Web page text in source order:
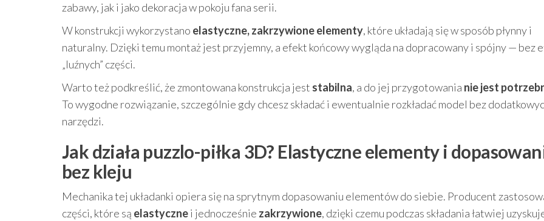
zabawy, jak i jako dekoracja w pokoju fana serii.
W konstrukcji wykorzystano elastyczne, zakrzywione elementy, które układają się w sposób płynny i
naturalny. Dzięki temu montaż jest przyjemny, a efekt końcowy wygląda na dopracowany i spójny — bez
„luźnych” części.
Warto też podkreślić, że zmontowana konstrukcja jest stabilna, a do jej przygotowania nie jest
To wygodne rozwiązanie, szczególnie gdy chcesz składać i ewentualnie rozkładać model bez
narzędzi.
Jak działa puzzlo-piłka 3D? Elastyczne elementy i
bez kleju
Mechanika tej układanki opiera się na sprytnym dopasowaniu elementów do siebie. Producent
części, które są elastycznei jednocześnie zakrzywione, dzięki czemu podczas składania łatwiej